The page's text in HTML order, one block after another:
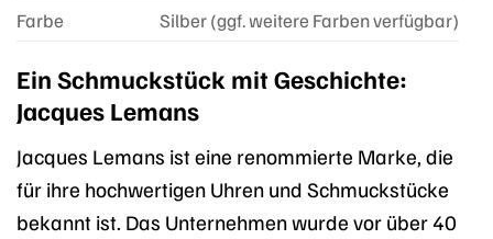
Farbe
Silber (ggf. weitere Farben verfügbar)
Ein Schmuckstück mit Geschichte:
Jacques Lemans
Jacques Lemans ist eine renommierte Marke, die
für ihre hochwertigen Uhren und Schmuckstücke
bekannt ist. Das Unternehmen wurde vor über 40